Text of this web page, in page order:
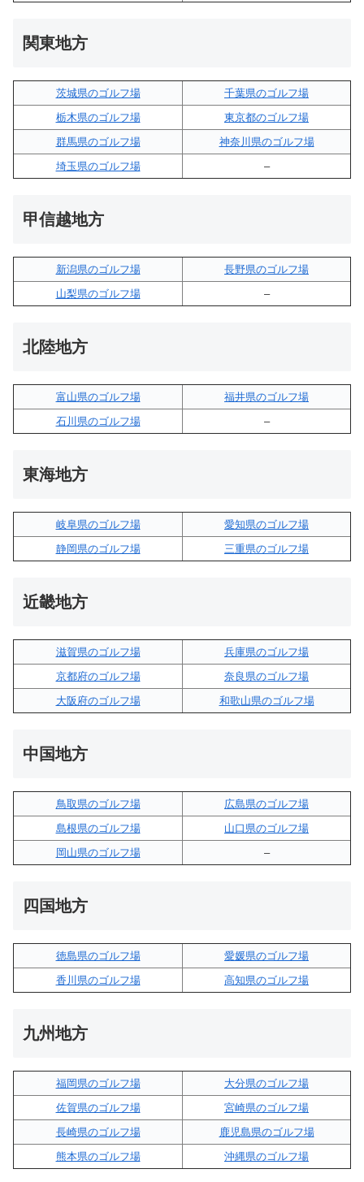
関東地方
茨城県のゴルフ場
千葉県のゴルフ場
栃木県のゴルフ場
東京都のゴルフ場
群馬県のゴルフ場
神奈川県のゴルフ場
埼玉県のゴルフ場
–
甲信越地方
新潟県のゴルフ場
長野県のゴルフ場
山梨県のゴルフ場
–
北陸地方
富山県のゴルフ場
福井県のゴルフ場
石川県のゴルフ場
–
東海地方
岐阜県のゴルフ場
愛知県のゴルフ場
静岡県のゴルフ場
三重県のゴルフ場
近畿地方
滋賀県のゴルフ場
兵庫県のゴルフ場
京都府のゴルフ場
奈良県のゴルフ場
大阪府のゴルフ場
和歌山県のゴルフ場
中国地方
鳥取県のゴルフ場
広島県のゴルフ場
島根県のゴルフ場
山口県のゴルフ場
岡山県のゴルフ場
–
四国地方
徳島県のゴルフ場
愛媛県のゴルフ場
香川県のゴルフ場
高知県のゴルフ場
九州地方
福岡県のゴルフ場
大分県のゴルフ場
佐賀県のゴルフ場
宮崎県のゴルフ場
長崎県のゴルフ場
鹿児島県のゴルフ場
熊本県のゴルフ場
沖縄県のゴルフ場